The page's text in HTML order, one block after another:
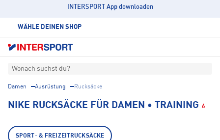
INTERSPORT App downloaden
WÄHLE DEINEN SHOP
Wonach suchst du?
Damen Ausrüstung Rucksäcke
NIKE RUCKSÄCKE FÜR DAMEN • TRAINING 6
SPORT- & FREIZEITRUCKSÄCKE